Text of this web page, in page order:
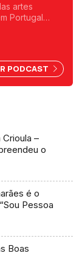
artes
Portugal
em cada
mais de
de assédio
PODCAST
Crioula –
o
é o
Pessoa
Boas